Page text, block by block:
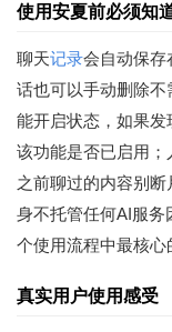
使用安夏前必须知
聊天记录会自动保存
话也可以手动删除
能开启状态，如果
该功能是否已启用；
之前聊过的内容别断
身不托管任何AI服务
个使用流程中最核心
真实用户使用感受